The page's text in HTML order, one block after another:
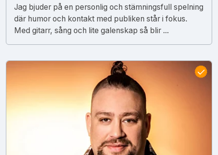
Jag bjuder på en personlig och stämningsfull spelning
där humor och kontakt med publiken står i fokus.
Med gitarr, sång och lite galenskap så blir ...